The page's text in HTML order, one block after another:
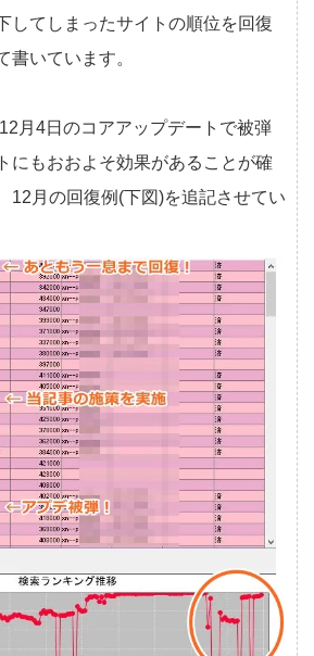
してしまったサイトの順位を回復
書いています。
月4日のコアアップデートで被弾
にもおおよそ効果があることが確
12月の回復例(下図)を追記させてい